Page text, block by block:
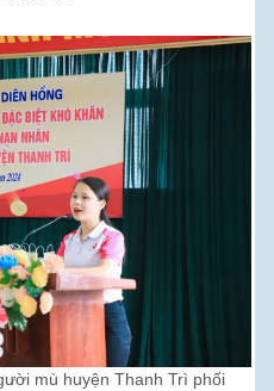
mù huyện Thanh Trì phối